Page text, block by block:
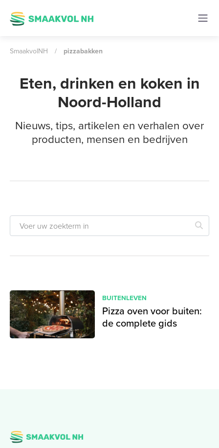
SmaakvolNH / pizzabakken
Eten, drinken en koken in
Noord-Holland
Nieuws, tips, artikelen en verhalen over
producten, mensen en bedrijven
BUITENLEVEN
Pizza oven voor buiten:
de complete gids